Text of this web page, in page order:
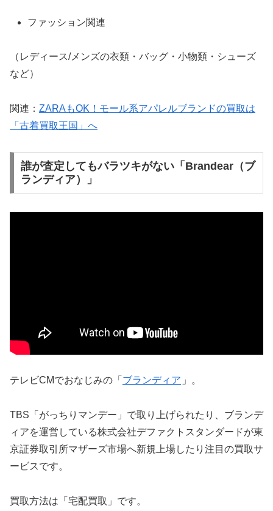
ファッション関連
（レディース/メンズの衣類・バッグ・小物類・シューズ
など）
関連： ZARAもOK！モール系アパレルブランドの買取は
「古着買取王国」へ
誰が査定してもバラツキがない「Brandear（ブ
ランディア）」
テレビCMでおなじみの「 ブランディア 」。
TBS「がっちりマンデー」で取り上げられたり、ブランデ
ィアを運営している株式会社デファクトスタンダードが東
京証券取引所マザーズ市場へ新規上場したり注目の買取サ
ービスです。
買取方法は「宅配買取」です。